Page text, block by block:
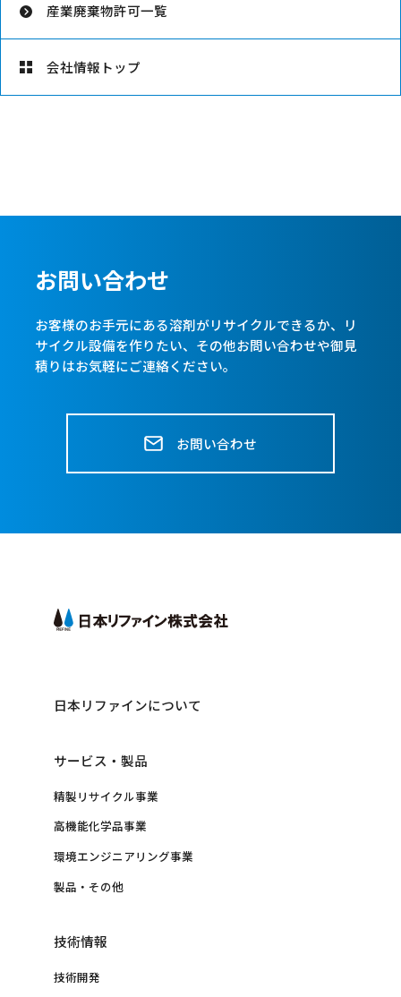
産業廃棄物許可一覧
会社情報トップ
お問い合わせ
お客様のお手元にある溶剤がリサイクルできるか、リ
サイクル設備を作りたい、 その他お問い合わせや御見
積りはお気軽にご連絡ください。
お問い合わせ
日本リファインについて
サービス・製品
精製リサイクル事業
高機能化学品事業
環境エンジニアリング事業
製品・その他
技術情報
技術開発